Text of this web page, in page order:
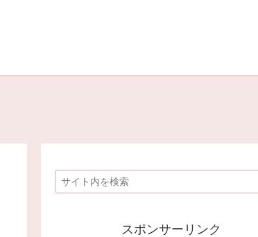
スポンサーリンク